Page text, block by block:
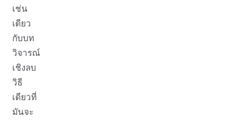
เช่น
เดียว
กับบท
วิจารณ์
เชิงลบ
วิธี
เดียวที่
มันจะ